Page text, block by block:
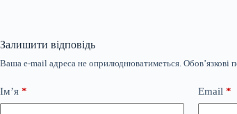
Залишити відповідь
Ваша e-mail адреса не оприлюднюватиметься. Обов’язкові
Ім’я * Email *